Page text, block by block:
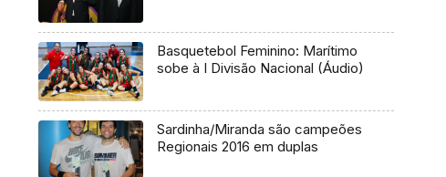
Basquetebol Feminino: Marítimo
sobe à I Divisão Nacional (Áudio)
Sardinha/Miranda são campeões
Regionais 2016 em duplas